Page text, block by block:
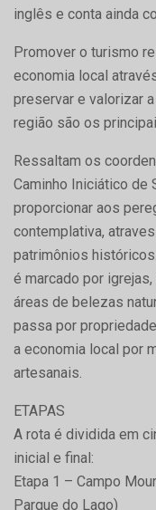
inglês e conta ainda
Promover o turismo
economia local
preservar e valorizar
região são os
Ressaltam os
Caminho Iniciático de
proporcionar aos
contemplativa,
patrimônios
é marcado por
áreas de belezas
passa por
a economia local por
artesanais.
ETAPAS
A rota é dividida em
inicial e final:
Etapa 1 – Campo
Parque do Lago)